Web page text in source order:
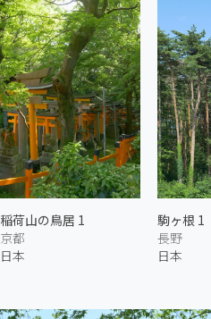
稲荷山の鳥居 1
京都
日本
駒ヶ根 1
長野
日本